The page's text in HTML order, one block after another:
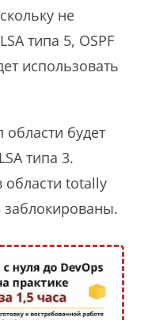
не
типа 5, OSPF
использовать
области будет
типа 3.
области totally
заблокированы.